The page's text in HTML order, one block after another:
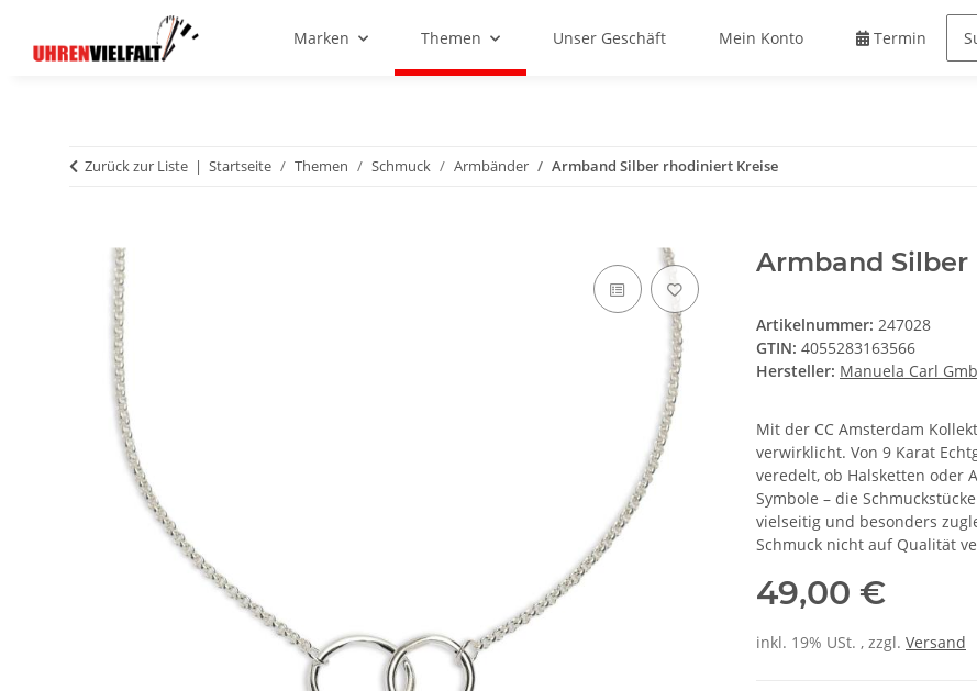
Marken Themen Unser Geschäft Mein Konto Termin
Zurück zur Liste Startseite Themen Schmuck Armbänder Armband Silber rhodiniert Kreise
Armband
Artikelnummer: 247028
GTIN: 4055283163566
Hersteller: Manuela Carl
Mit der CC Amsterdam
verwirklicht. Von 9 Karat
veredelt, ob Halsketten oder
Symbole – die
vielseitig und besonders
Schmuck nicht auf Qualität
49,00 €
inkl. 19% USt. , zzgl. Versand